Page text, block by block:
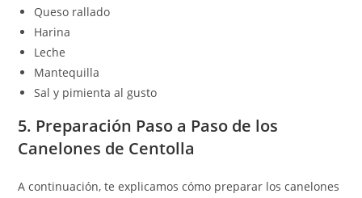
Queso rallado
Harina
Leche
Mantequilla
Sal y pimienta al gusto
5. Preparación Paso a Paso de los
Canelones de Centolla
A continuación, te explicamos cómo preparar los canelones